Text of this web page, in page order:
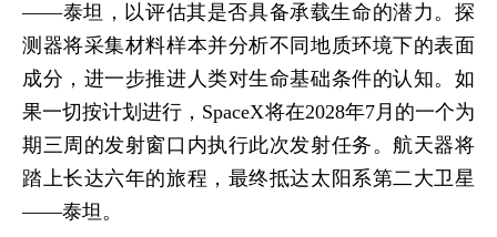
——泰坦，以评估其是否具备承载生命的潜力。探
测器将采集材料样本并分析不同地质环境下的表面
成分，进一步推进人类对生命基础条件的认知。如
果一切按计划进行，SpaceX将在2028年7月的一个为
期三周的发射窗口内执行此次发射任务。航天器将
踏上长达六年的旅程，最终抵达太阳系第二大卫星
——泰坦。